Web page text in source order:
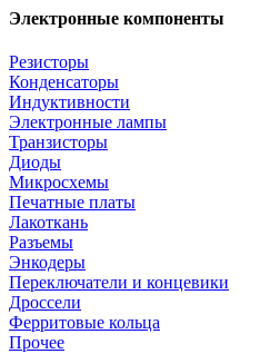
Электронные компоненты
Резисторы
Конденсаторы
Индуктивности
Электронные лампы
Транзисторы
Диоды
Микросхемы
Печатные платы
Лакоткань
Разъемы
Энкодеры
Переключатели и концевики
Дроссели
Ферритовые кольца
Прочее